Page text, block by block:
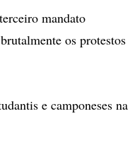
mandato
os protestos
e camponeses na